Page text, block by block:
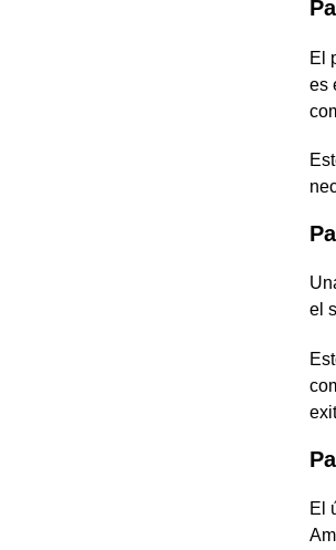
El
es
el
El